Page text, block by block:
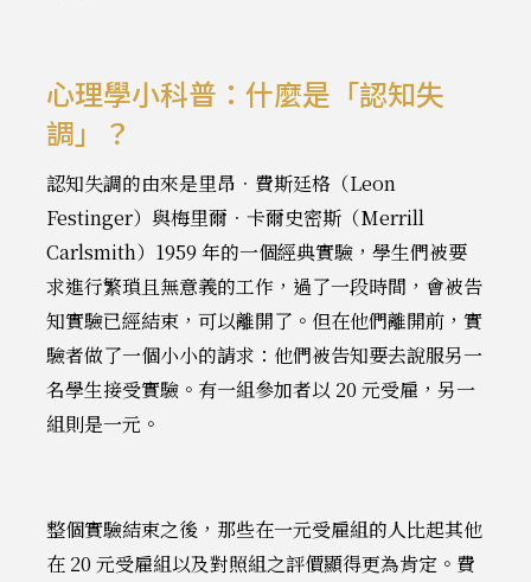
心理學小科普：什麼是「認知失
調」？
認知失調的由來是里昂．費斯廷格（Leon
Festinger）與梅里爾．卡爾史密斯（Merrill
Carlsmith）1959 年的一個經典實驗，學生們被要
求進行繁瑣且無意義的工作，過了一段時間，會被告
知實驗已經結束，可以離開了。但在他們離開前，實
驗者做了一個小小的請求：他們被告知要去說服另一
名學生接受實驗。有一組參加者以 20 元受雇，另一
組則是一元。
整個實驗結束之後，那些在一元受雇組的人比起其他
在 20 元受雇組以及對照組之評價顯得更為肯定。費